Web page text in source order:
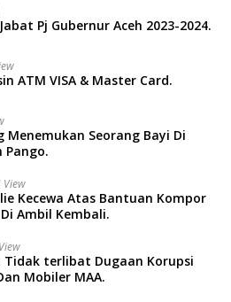
Pj Gubernur Aceh 2023-2024.
ATM VISA & Master Card.
Menemukan Seorang Bayi Di
View
Kecewa Atas Bantuan Kompor
Ambil Kembali.
Tidak terlibat Dugaan Korupsi
Mobiler MAA.